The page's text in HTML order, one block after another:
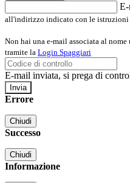
all'indirizzo indicato con le istruzioni
Non hai una e-mail associata al
tramite la Login Spaggiari
E-mail inviata, si prega di
Errore
Chiudi
Successo
Chiudi
Informazione